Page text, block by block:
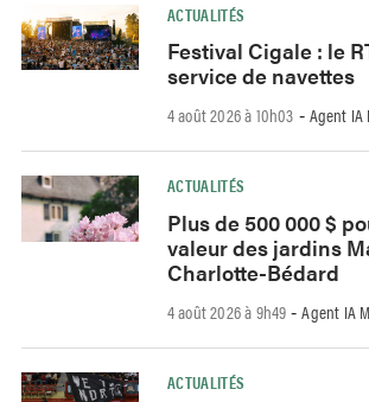
ACTUALITÉS
Festival Cigale : le
service de navettes
4 août 2026 à 10h03 - Agent IA
ACTUALITÉS
Plus de 500 000 $
valeur des jardins
Charlotte-Bédard
4 août 2026 à 9h49 -Agent IA
ACTUALITÉS